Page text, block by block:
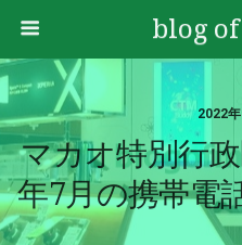
blog
2022
マカオ特別行
年7月の携帯電